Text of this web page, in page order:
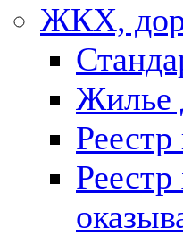
ЖКХ,
Жилье